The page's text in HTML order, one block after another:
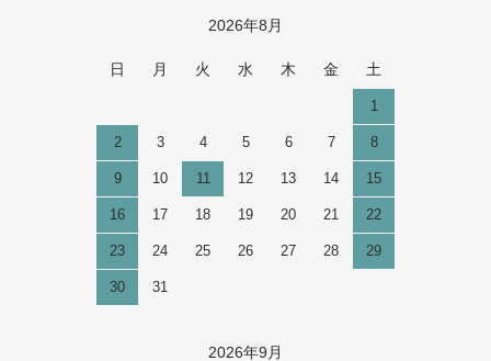
2026年8月
日 月 火 水 木 金 土
1
2 3 4 5 6 7 8
9 10 11 12 13 14 15
16 17 18 19 20 21 22
23 24 25 26 27 28 29
30 31
2026年9月